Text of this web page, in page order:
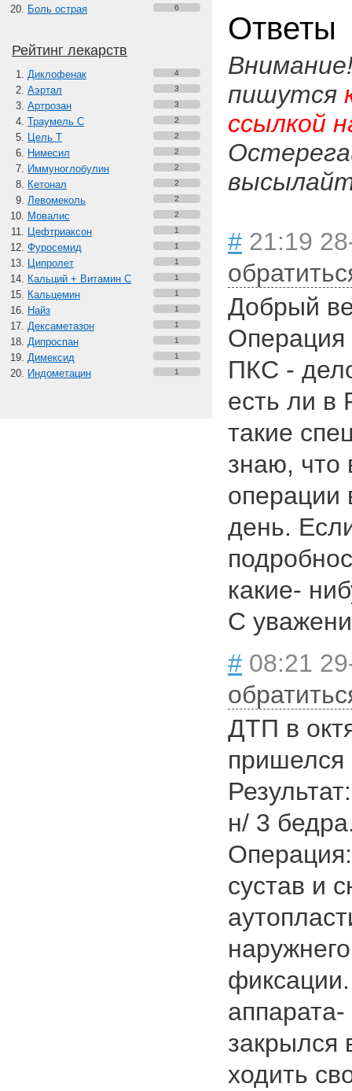
Боль острая 6
Рейтинг лекарств
Диклофенак 4
Аэртал 3
Артрозан 3
Траумель С 2
Цель Т 2
Нимесил 2
Иммуноглобулин 2
Кетонал 2
Левомеколь 2
Мовалис 2
Цефтриаксон 1
Фуросемид 1
Ципролет 1
Кальций + Витамин C 1
Кальцемин 1
Найз 1
Дексаметазон 1
Дипроспан 1
Димексид 1
Индометацин 1
Ответы
пишутся
ссылкой
# 21:19
Добрый
Операция
ПКС -
есть ли в
такие
знаю, что
операции
день.
какие-
С
# 08:21
ДТП в
пришелся
н/ 3
сустав и
закрылся
ходить